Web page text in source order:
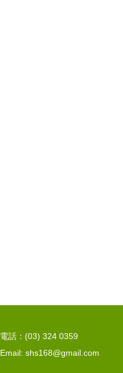
電話：(03) 324 0359
Email: shs168@gmail.com